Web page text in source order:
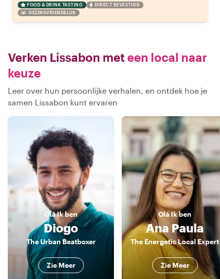
FOOD & DRINK TASTING
DIRECT BEVESTIGD
GEZINSVRIENDELIJK
Verken Lissabon meteen local naar
keuze
Leer over hun persoonlijke verhalen, en ontdek hoe je
samen Lissabon kunt ervaren
OláIk ben
Diogo
The Urban Beatboxer
Zie Meer
OláIk ben
Ana Paula
The Energetic Local Expert
Zie Meer